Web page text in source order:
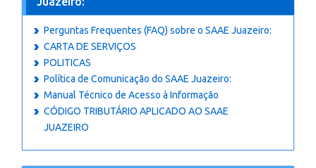
Perguntas Frequentes (FAQ) sobre o SAAE Juazeiro:
CARTA DE SERVIÇOS
POLITICAS
Política de Comunicação do SAAE Juazeiro:
Manual Técnico de Acesso à Informação
CÓDIGO TRIBUTÁRIO APLICADO AO SAAE
JUAZEIRO